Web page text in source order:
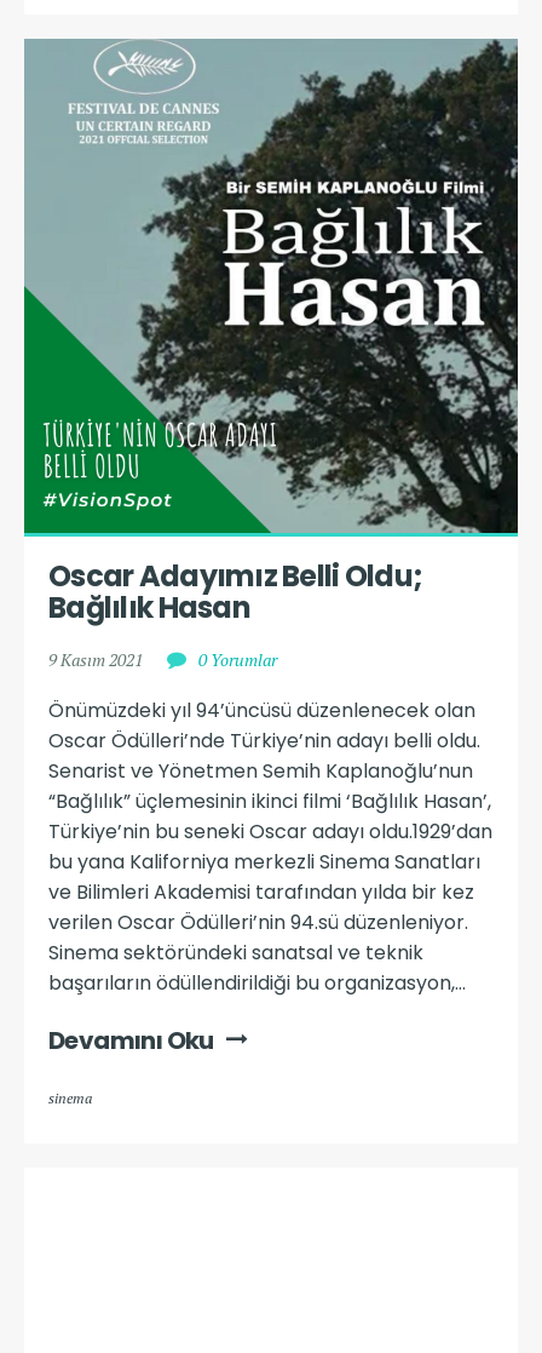
Oscar Adayımız Belli Oldu;
Bağlılık Hasan
9 Kasım 2021 0 Yorumlar
Önümüzdeki yıl 94’üncüsü düzenlenecek olan
Oscar Ödülleri’nde Türkiye’nin adayı belli oldu.
Senarist ve Yönetmen Semih Kaplanoğlu’nun
“Bağlılık” üçlemesinin ikinci filmi ‘Bağlılık Hasan’,
Türkiye’nin bu seneki Oscar adayı oldu.1929’dan
bu yana Kaliforniya merkezli Sinema Sanatları
ve Bilimleri Akademisi tarafından yılda bir kez
verilen Oscar Ödülleri’nin 94.sü düzenleniyor.
Sinema sektöründeki sanatsal ve teknik
başarıların ödüllendirildiği bu organizasyon,...
Devamını Oku
sinema